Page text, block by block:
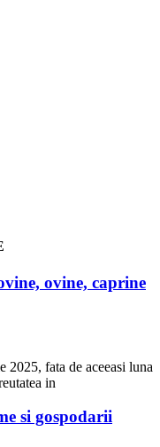
ovine, caprine
fata de aceeasi luna
in
si gospodarii